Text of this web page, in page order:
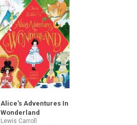
Alice's Adventures In
Wonderland
Lewis Carroll